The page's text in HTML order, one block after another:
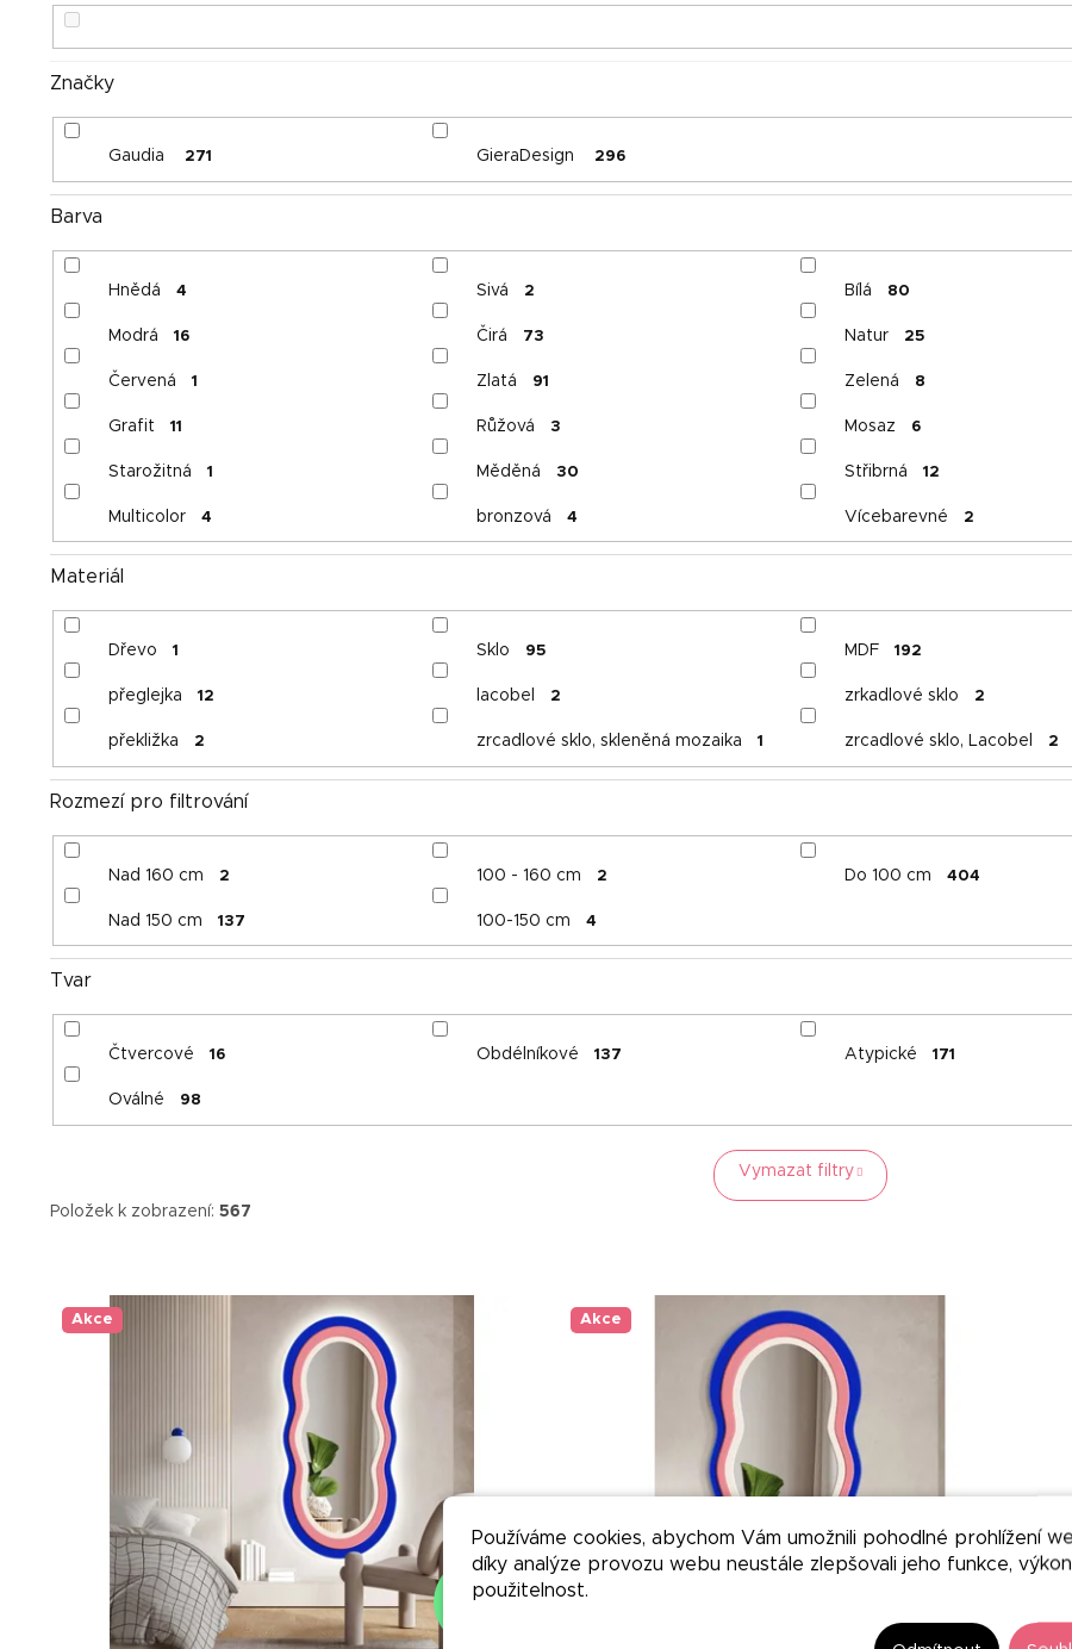
Používáme cookies, abychom Vám umožnili pohodlné prohlížení
díky analýze provozu webu neustále zlepšovali jeho funkce,
použitelnost.
Značky
Gaudia 271 GieraDesign 296
Barva
Hnědá 4 Sivá 2 Bílá 80
Modrá 16 Čirá 73 Natur 25
Červená 1 Zlatá 91 Zelená 8
Grafit 11 Růžová 3 Mosaz 6
Starožitná 1 Měděná 30 Střibrná 12
Multicolor 4 bronzová 4 Vícebarevné 2
Materiál
Dřevo 1 Sklo 95 MDF 192
přeglejka 12 lacobel 2 zrkadlové sklo 2
překližka 2 zrcadlové sklo, skleněná mozaika 1 zrcadlové sklo, Lacobel 2
Rozmezí pro filtrování
Nad 160 cm 2 100 - 160 cm 2 Do 100 cm 404
Nad 150 cm 137 100-150 cm 4
Tvar
Čtvercové 16 Obdélníkové 137 Atypické 171
Oválné 98
Vymazat filtry
Položek k zobrazení: 567
Akce
–50 %
Akce